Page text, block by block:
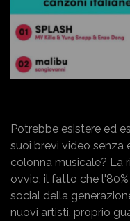
Potrebbe esistere ed
suoi brevi video senza
colonna musicale? La
ovvio, il fatto che
social della
nuovi artisti, proprio